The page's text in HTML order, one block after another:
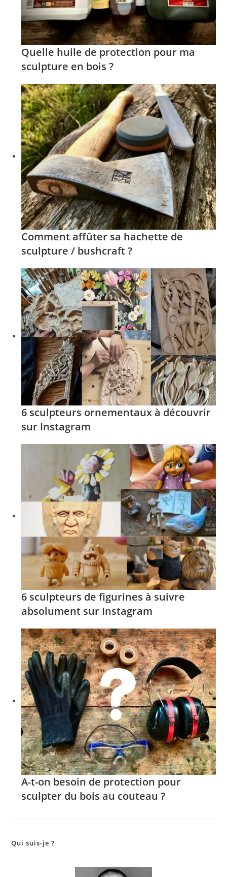
Quelle huile de protection pour ma
sculpture en bois ?
Comment affûter sa hachette de
sculpture / bushcraft ?
6 sculpteurs ornementaux à découvrir
sur Instagram
6 sculpteurs de figurines à suivre
absolument sur Instagram
A-t-on besoin de protection pour
sculpter du bois au couteau ?
Qui suis-je ?